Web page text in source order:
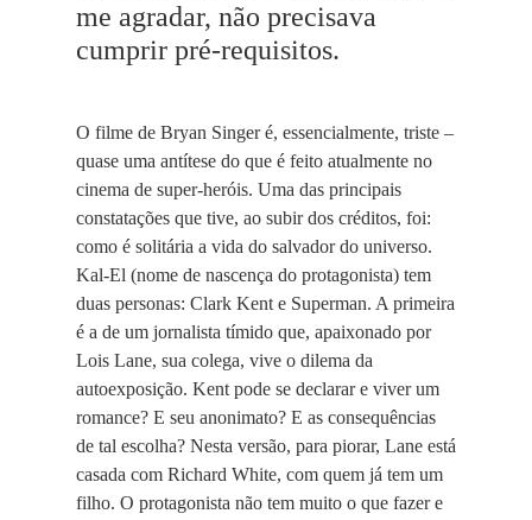
me agradar, não precisava
cumprir pré-requisitos.
O filme de Bryan Singer é, essencialmente, triste –
quase uma antítese do que é feito atualmente no
cinema de super-heróis. Uma das principais
constatações que tive, ao subir dos créditos, foi:
como é solitária a vida do salvador do universo.
Kal-El (nome de nascença do protagonista) tem
duas personas: Clark Kent e Superman. A primeira
é a de um jornalista tímido que, apaixonado por
Lois Lane, sua colega, vive o dilema da
autoexposição. Kent pode se declarar e viver um
romance? E seu anonimato? E as consequências
de tal escolha? Nesta versão, para piorar, Lane está
casada com Richard White, com quem já tem um
filho. O protagonista não tem muito o que fazer e